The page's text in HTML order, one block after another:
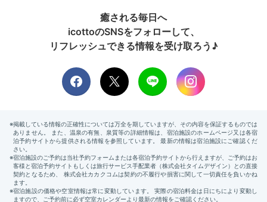
癒される毎日へ
icottoのSNSをフォローして、
リフレッシュできる情報を受け取ろう♪